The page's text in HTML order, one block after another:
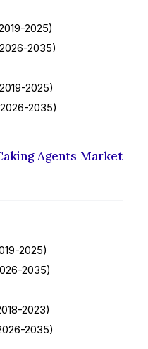
2025)
2035)
2025)
2035)
Agents Market
2025)
2035)
2023)
2035)